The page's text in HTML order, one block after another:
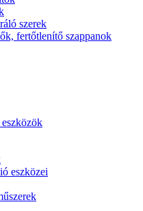
szerek
fertőtlenítő szappanok
eszközei